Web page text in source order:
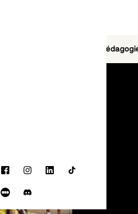
FacebookInstagram
LinkedInTikTok
Letterboxd
Discord